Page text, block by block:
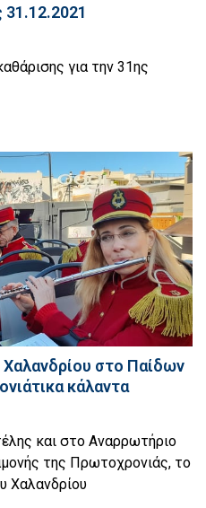
για την 31ης
στο Παίδων
κάλαντα
και στο Αναρρωτήριο
της Πρωτοχρονιάς, το
Χαλανδρίου